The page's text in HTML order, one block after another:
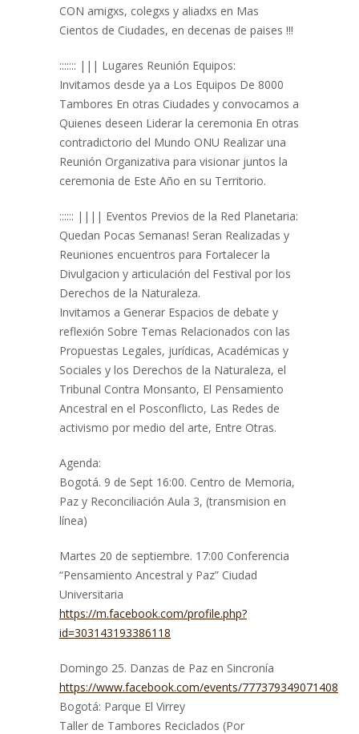
CON amigxs, colegxs y aliadxs en Mas
Cientos de Ciudades, en decenas de paises !!!
::::::: ||| Lugares Reunión Equipos:
Invitamos desde ya a Los Equipos De 8000
Tambores En otras Ciudades y convocamos a
Quienes deseen Liderar la ceremonia En otras
contradictorio del Mundo ONU Realizar una
Reunión Organizativa para visionar juntos la
ceremonia de Este Año en su Territorio.
:::::: |||| Eventos Previos de la Red Planetaria:
Quedan Pocas Semanas! Seran Realizadas y
Reuniones encuentros para Fortalecer la
Divulgacion y articulación del Festival por los
Derechos de la Naturaleza.
Invitamos a Generar Espacios de debate y
reflexión Sobre Temas Relacionados con las
Propuestas Legales, jurídicas, Académicas y
Sociales y los Derechos de la Naturaleza, el
Tribunal Contra Monsanto, El Pensamiento
Ancestral en el Posconflicto, Las Redes de
activismo por medio del arte, Entre Otras.
Agenda:
Bogotá. 9 de Sept 16:00. Centro de Memoria,
Paz y Reconciliación Aula 3, (transmision en
línea)
Martes 20 de septiembre. 17:00 Conferencia
“Pensamiento Ancestral y Paz” Ciudad
Universitaria
https://m.facebook.com/profile.php?
id=303143193386118
Domingo 25. Danzas de Paz en Sincronía
https://www.facebook.com/events/777379349071408
Bogotá: Parque El Virrey
Taller de Tambores Reciclados (Por